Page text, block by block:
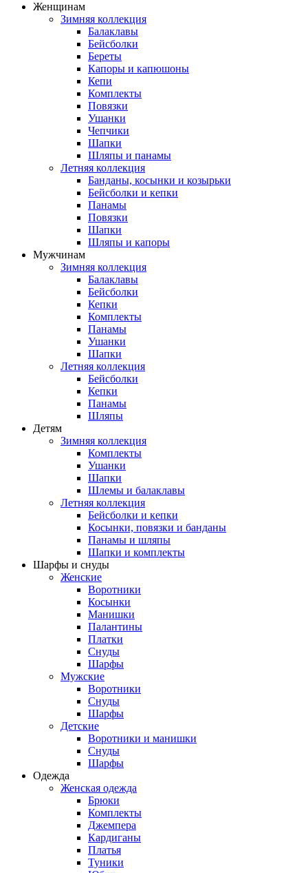
Женщинам
Зимняя коллекция
Балаклавы
Бейсболки
Береты
Капоры и капюшоны
Кепи
Комплекты
Повязки
Ушанки
Чепчики
Шапки
Шляпы и панамы
Летняя коллекция
Банданы, косынки и козырьки
Бейсболки и кепки
Панамы
Повязки
Шапки
Шляпы и капоры
Мужчинам
Зимняя коллекция
Балаклавы
Бейсболки
Кепки
Комплекты
Панамы
Ушанки
Шапки
Летняя коллекция
Бейсболки
Кепки
Панамы
Шляпы
Детям
Зимняя коллекция
Комплекты
Ушанки
Шапки
Шлемы и балаклавы
Летняя коллекция
Бейсболки и кепки
Косынки, повязки и банданы
Панамы и шляпы
Шапки и комплекты
Шарфы и снуды
Женские
Воротники
Косынки
Манишки
Палантины
Платки
Снуды
Шарфы
Мужские
Воротники
Снуды
Шарфы
Детские
Воротники и манишки
Снуды
Шарфы
Одежда
Женская одежда
Брюки
Комплекты
Джемпера
Кардиганы
Платья
Туники